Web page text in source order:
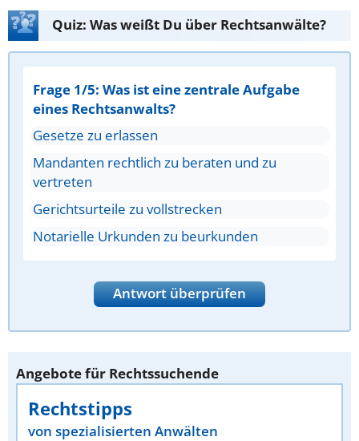
Quiz: Was weißt Du über Rechtsanwälte?
Frage 1/5: Was ist eine zentrale Aufgabe
eines Rechtsanwalts?
Gesetze zu erlassen
Mandanten rechtlich zu beraten und zu
vertreten
Gerichtsurteile zu vollstrecken
Notarielle Urkunden zu beurkunden
Antwort überprüfen
Angebote für Rechtssuchende
Rechtstipps
von spezialisierten Anwälten